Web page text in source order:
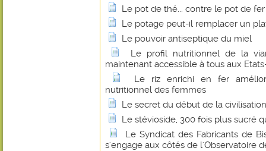
Le pot de thé... contre le pot de fer
Le potage peut-il remplacer un
Le pouvoir antiseptique du miel
Le profil nutritionnel de la
maintenant accessible à tous aux
Le riz enrichi en fer
nutritionnel des femmes
Le secret du début de la
Le stévioside, 300 fois plus sucré
Le Syndicat des Fabricants de
s'engage aux côtés de l'Observatoire